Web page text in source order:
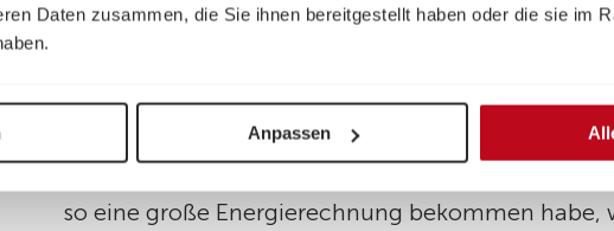
Daten zusammen, die Sie ihnen bereitgestellt haben oder die sie im
Anpassen
fliegen.
findet sich als bekannnte
wieder. Die Umfrage zeigt, dass die Haushalte
Aufgrund der Teuerung können sie sich die
nicht leisten. Oder wie es eine Mutter ausdrückt:
so eine große Energierechnung bekommen habe,